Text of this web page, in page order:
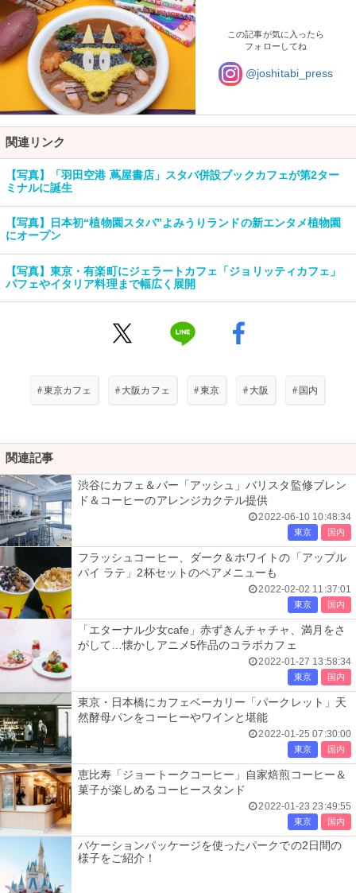
この記事が気に入ったら
フォローしてね
@joshitabi_press
関連リンク
【写真】「羽田空港 蔦屋書店」スタバ併設ブックカフェが第2ター
ミナルに誕生
【写真】日本初“植物園スタバ”よみうりランドの新エンタメ植物園
にオープン
【写真】東京・有楽町にジェラートカフェ「ジョリッティカフェ」
パフェやイタリア料理まで幅広く展開
#東京カフェ # 大阪カフェ #東京 # 大阪 # 国内
関連記事
渋谷にカフェ＆バー「アッシュ」バリスタ監修ブレン
ド＆コーヒーのアレンジカクテル提供
2022-06-10 10:48:34
東京 国内
フラッシュコーヒー、ダーク＆ホワイトの「アップル
パイ ラテ」2杯セットのペアメニューも
2022-02-02 11:37:01
東京 国内
「エターナル少女cafe」赤ずきんチャチャ、満月をさ
がして…懐かしアニメ5作品のコラボカフェ
2022-01-27 13:58:34
東京 国内
東京・日本橋にカフェベーカリー「パークレット」天
然酵母パンをコーヒーやワインと堪能
2022-01-25 07:30:00
東京 国内
恵比寿「ジョートークコーヒー」自家焙煎コーヒー＆
菓子が楽しめるコーヒースタンド
2022-01-23 23:49:55
東京 国内
バケーションパッケージを使ったパークでの2日間の
様子をご紹介！